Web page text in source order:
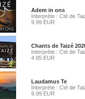
Adem in ons
Interprète : Cté de
9.99 EUR
Chants de Taizé
Interprète : Cté de
4.95 EUR
Laudamus Te
Interprète : Cté de
9.99 EUR